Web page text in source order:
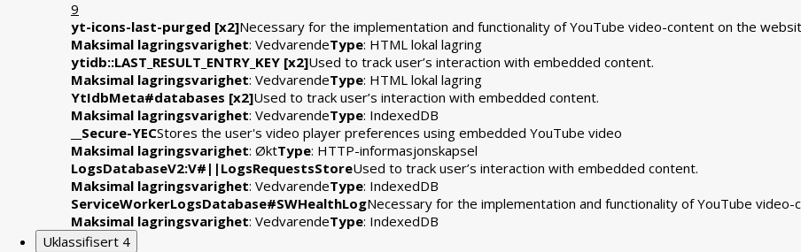
9
yt-icons-last-purged [x2]Necessary for the implementation and functionality of YouTube video-content on the
Maksimal lagringsvarighet: VedvarendeType: HTML lokal lagring
ytidb::LAST_RESULT_ENTRY_KEY [x2]Used to track user’s interaction with embedded content.
Maksimal lagringsvarighet: VedvarendeType: HTML lokal lagring
YtIdbMeta#databases [x2]Used to track user’s interaction with embedded content.
Maksimal lagringsvarighet: VedvarendeType: IndexedDB
__Secure-YECStores the user's video player preferences using embedded YouTube video
Maksimal lagringsvarighet: ØktType: HTTP-informasjonskapsel
LogsDatabaseV2:V#||LogsRequestsStoreUsed to track user’s interaction with embedded content.
Maksimal lagringsvarighet: VedvarendeType: IndexedDB
ServiceWorkerLogsDatabase#SWHealthLogNecessary for the implementation and functionality of YouTube
Maksimal lagringsvarighet: VedvarendeType: IndexedDB
Uklassifisert 4